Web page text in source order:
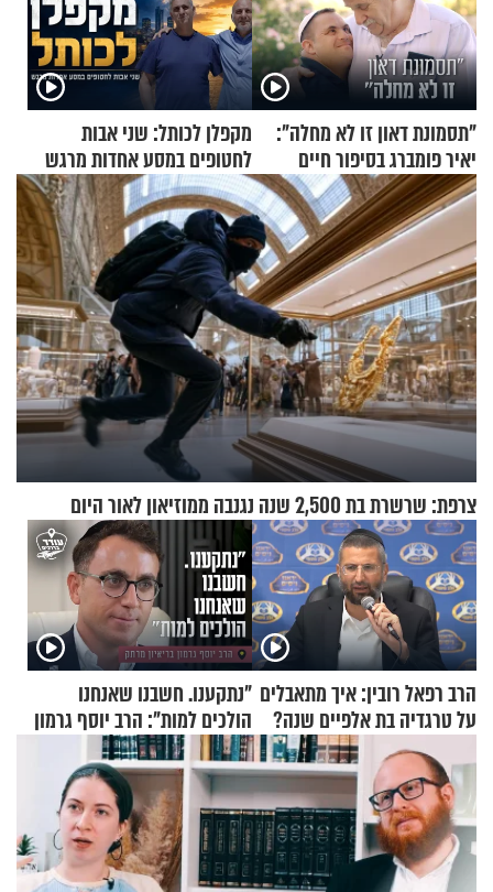
"תסמונת דאון זו לא מחלה":
יאיר פומברג בסיפור חיים
מעורר השראה
מקפלן לכותל: שני אבות
לחטופים במסע אחדות מרגש
צרפת: שרשרת בת 2,500 שנה נגנבה ממוזיאון לאור היום
הרב רפאל רובין: איך מתאבלים
על טרגדיה בת אלפיים שנה?
"נתקענו. חשבנו שאנחנו
הולכים למות": הרב יוסף גרמון
בריאיון מרתק